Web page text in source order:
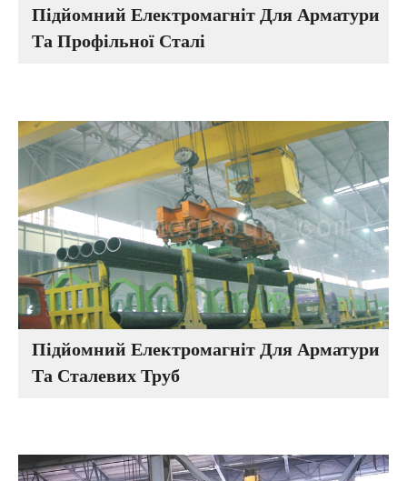
Підйомний Електромагніт Для Арматури
Та Профільної Сталі
Підйомний Електромагніт Для Арматури
Та Сталевих Труб